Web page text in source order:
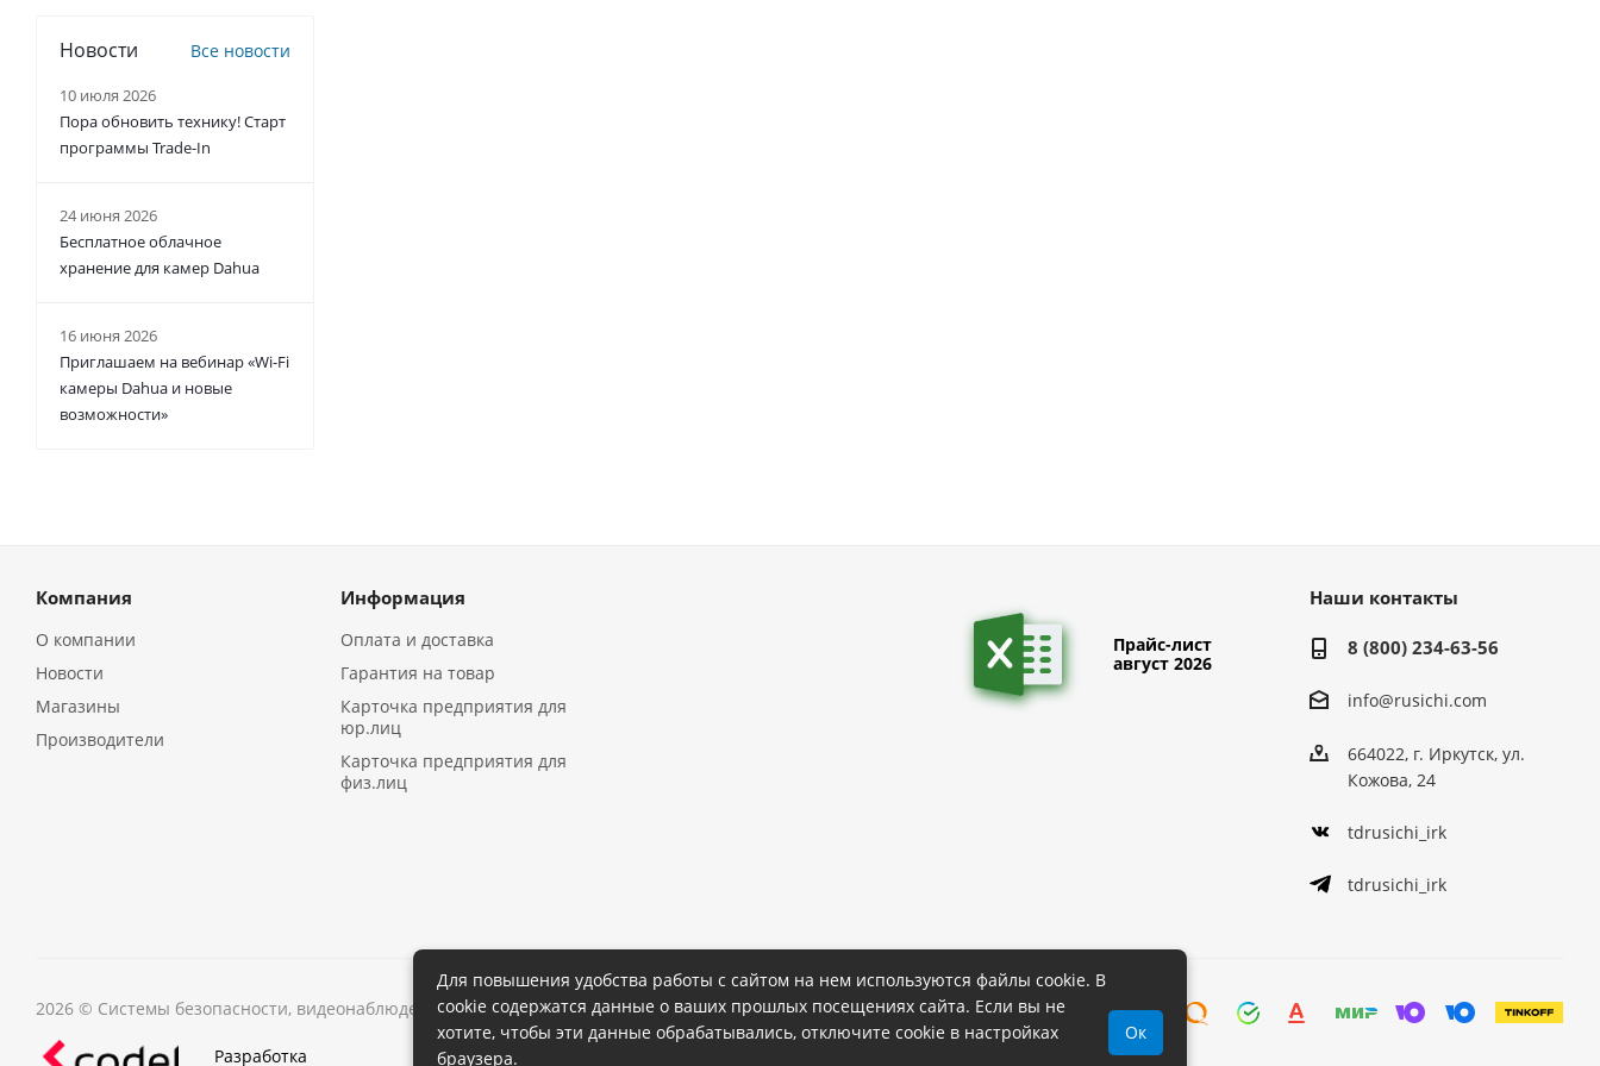
Новости Все новости
10 июля 2026
Пора обновить технику! Старт
программы Trade-In
24 июня 2026
Бесплатное облачное
хранение для камер Dahua
16 июня 2026
Приглашаем на вебинар «Wi-Fi
камеры Dahua и новые
возможности»
Компания
О компании
Новости
Магазины
Производители
Информация
Оплата и доставка
Гарантия на товар
Карточка предприятия для
юр.лиц
Карточка предприятия для
физ.лиц
Прайс-лист
август 2026
Наши контакты
8 (800) 234-63-56
info@rusichi.com
664022, г. Иркутск, ул.
Кожова, 24
tdrusichi_irk
tdrusichi_irk
2026 © Системы безопасности, видеонаблюдения в ИркутскеПолитика конфиденциальности
Разработка
Для повышения удобства работы с сайтом на нем используются файлы cookie. В
cookie содержатся данные о ваших прошлых посещениях сайта. Если вы не
хотите, чтобы эти данные обрабатывались, отключите cookie в настройках
браузера.
Ок